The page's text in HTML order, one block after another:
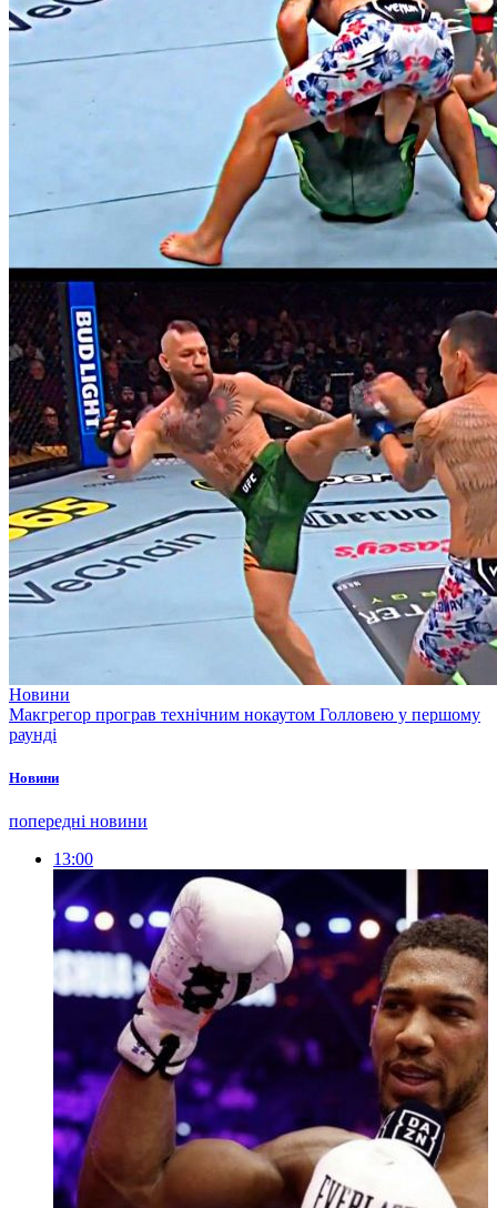
Новини
Макгрегор програв технічним нокаутом Голловею у першому
раунді
Новини
попередні новини
13:00